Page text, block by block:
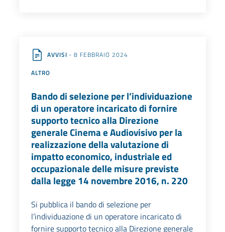
AVVISI - 8 FEBBRAIO 2024
ALTRO
Bando di selezione per l’individuazione
di un operatore incaricato di fornire
supporto tecnico alla Direzione
generale Cinema e Audiovisivo per la
realizzazione della valutazione di
impatto economico, industriale ed
occupazionale delle misure previste
dalla legge 14 novembre 2016, n. 220
Si pubblica il bando di selezione per
l’individuazione di un operatore incaricato di
fornire supporto tecnico alla Direzione generale